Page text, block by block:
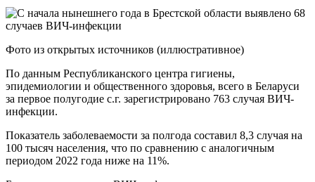
Фото из открытых источников (иллюстративное)
По данным Республиканского центра гигиены,
эпидемиологии и общественного здоровья, всего в Беларуси
за первое полугодие с.г. зарегистрировано 763 случая ВИЧ-
инфекции.
Показатель заболеваемости за полгода составил 8,3 случая на
100 тысяч населения, что по сравнению с аналогичным
периодом 2022 года ниже на 11%.